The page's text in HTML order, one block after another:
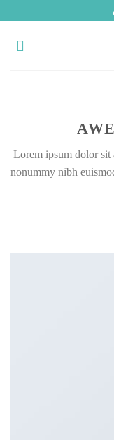
Lorem ipsum dolor sit
nonummy nibh